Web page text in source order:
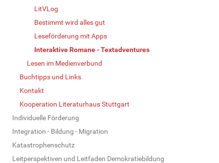
LitVLog
Bestimmt wird alles gut
Leseförderung mit Apps
Interaktive Romane - Textadventures
Lesen im Medienverbund
Buchtipps und Links
Kontakt
Kooperation Literaturhaus Stuttgart
Individuelle Förderung
Integration - Bildung - Migration
Katastrophenschutz
Leitperspektiven und Leitfaden Demokratiebildung